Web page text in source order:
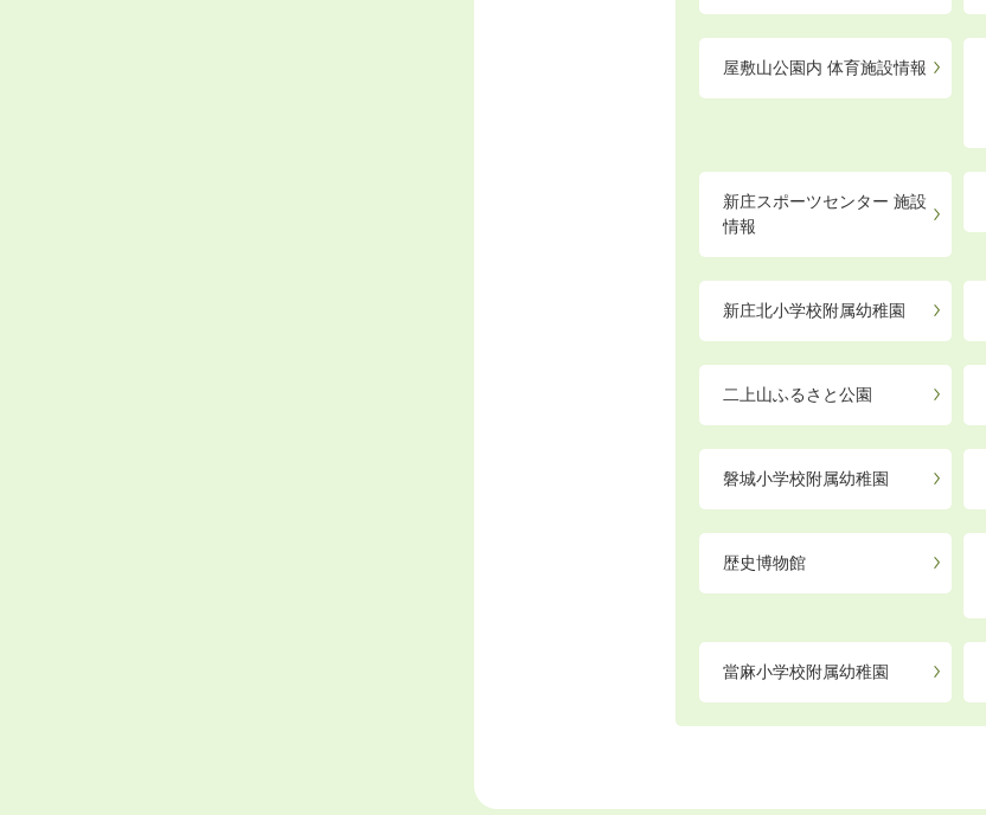
屋敷山公園内 体育施設情報
新庄スポーツセンター 施設
情報
新庄北小学校附属幼稚園
二上山ふるさと公園
磐城小学校附属幼稚園
歴史博物館
當麻小学校附属幼稚園